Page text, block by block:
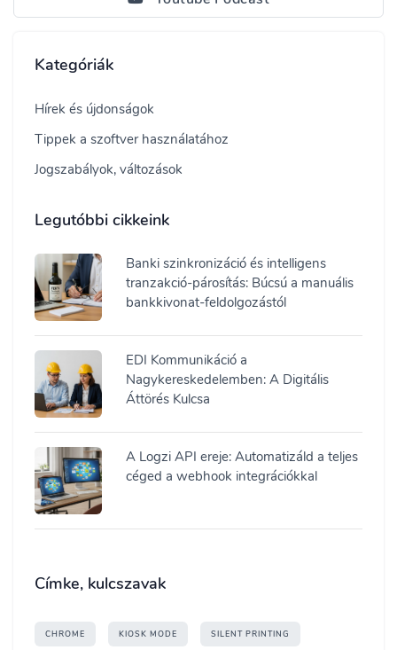
Kategóriák
Hírek és újdonságok
Tippek a szoftver használatához
Jogszabályok, változások
Legutóbbi cikkeink
Banki szinkronizáció és intelligens
tranzakció-párosítás: Búcsú a manuális
bankkivonat-feldolgozástól
EDI Kommunikáció a
Nagykereskedelemben: A Digitális
Áttörés Kulcsa
A Logzi API ereje: Automatizáld a teljes
céged a webhook integrációkkal
Címke, kulcszavak
CHROME KIOSK MODE SILENT PRINTING